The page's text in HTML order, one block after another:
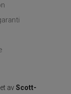
avScott-